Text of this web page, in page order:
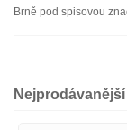
Brně pod spisovou